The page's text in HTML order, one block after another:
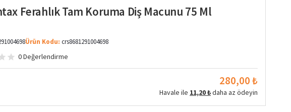
Ferahlık Tam Koruma Diş Macunu 75 Ml
Ürün Kodu: crs8681291004698
0 Değerlendirme
280,00 ₺
Havale ile 11,20 ₺daha az ödeyin